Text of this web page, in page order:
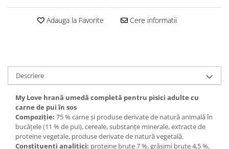
Adauga la Favorite Cere informatii
Descriere
My Love hrană umedă completă pentru pisici adulte cu
carne de pui în sos
Compoziție: 75 % carne și produse derivate de natură animală în
bucăţele (11 % de pui), cereale, substanțe minerale, extracte de
proteine vegetale, produse derivate de natură vegetală.
Constituenţi analitici: proteine brute 7 %, grăsimi brute 4,5 %,